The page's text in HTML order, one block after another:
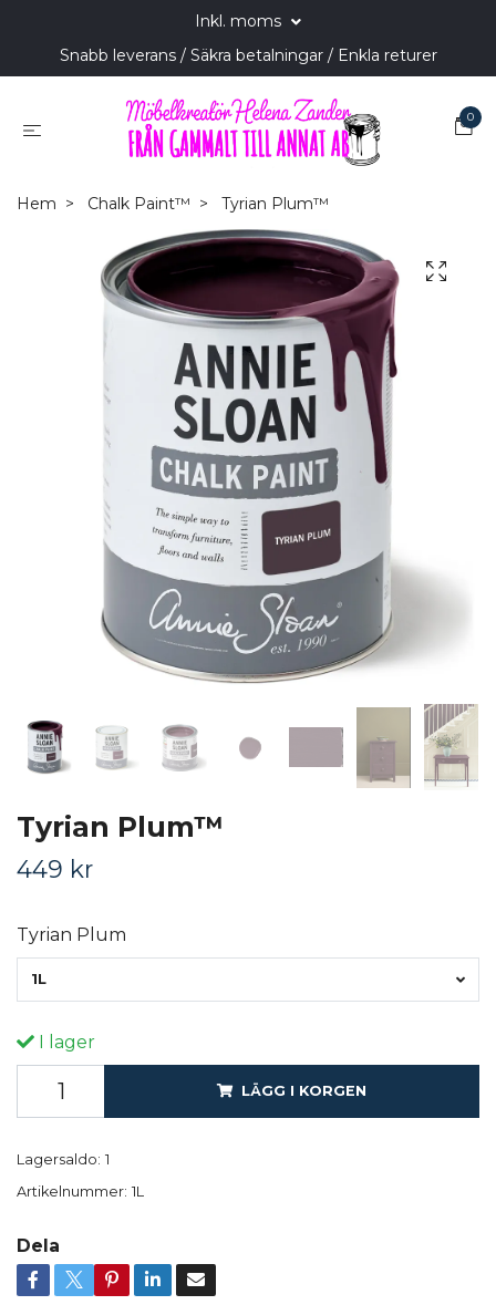
Inkl. moms
Snabb leverans / Säkra betalningar / Enkla returer
0
Hem Chalk Paint™ Tyrian Plum™
Tyrian Plum™
449 kr
Tyrian Plum
1L
I lager
LÄGG I KORGEN
Lagersaldo: 1
Artikelnummer: 1L
Dela